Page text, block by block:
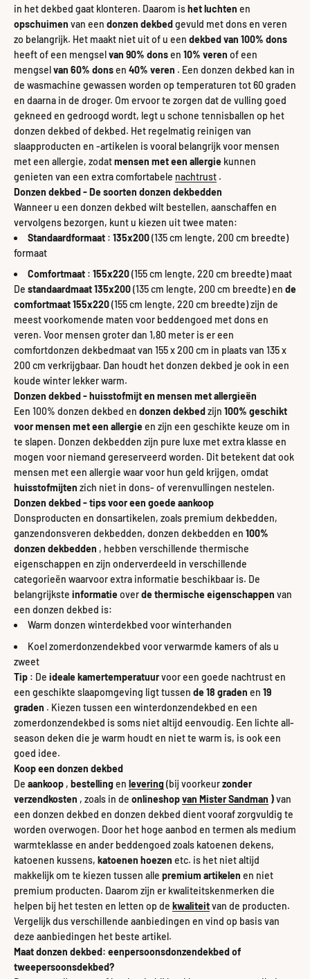
in het dekbed gaat klonteren. Daarom ishet luchten en
opschuimen van een donzen dekbedgevuld met dons en veren
zo belangrijk. Het maakt niet uit of u een dekbed van 100% dons
heeft of een mengselvan 90% donsen 10% veren of een
mengselvan 60% donsen 40% veren . Een donzen dekbed kan in
de wasmachine gewassen worden op temperaturen tot 60 graden
en daarna in de droger. Om ervoor te zorgen dat de vulling goed
gekneed en gedroogd wordt, legt u schone tennisballen op het
donzen dekbed of dekbed. Het regelmatig reinigen van
slaapproducten en -artikelen is vooral belangrijk voor mensen
met een allergie, zodatmensen met een allergie kunnen
genieten van een extra comfortabele nachtrust .
Donzen dekbed - De soorten donzen dekbedden
Wanneer u een donzen dekbed wilt bestellen, aanschaffen en
vervolgens bezorgen, kunt u kiezen uit twee maten:
Standaardformaat : 135x200(135 cm lengte, 200 cm breedte)
formaat
Comfortmaat : 155x220(155 cm lengte, 220 cm breedte) maat
De standaardmaat 135x200(135 cm lengte, 200 cm breedte) en de
comfortmaat 155x220(155 cm lengte, 220 cm breedte) zijn de
meest voorkomende maten voor beddengoed met dons en
veren. Voor mensen groter dan 1,80 meter is er een
comfortdonzen dekbedmaat van 155 x 200 cm in plaats van 135 x
200 cm verkrijgbaar. Dan houdt het donzen dekbed je ook in een
koude winter lekker warm.
Donzen dekbed - huisstofmijt en mensen met allergieën
Een 100% donzen dekbed en donzen dekbedzijn 100% geschikt
voor mensen met een allergie en zijn een geschikte keuze om in
te slapen. Donzen dekbedden zijn pure luxe met extra klasse en
mogen voor niemand gereserveerd worden. Dit betekent dat ook
mensen met een allergie waar voor hun geld krijgen, omdat
huisstofmijten zich niet in dons- of verenvullingen nestelen.
Donzen dekbed - tips voor een goede aankoop
Donsproducten en donsartikelen, zoals premium dekbedden,
ganzendonsveren dekbedden, donzen dekbedden en 100%
donzen dekbedden , hebben verschillende thermische
eigenschappen en zijn onderverdeeld in verschillende
categorieën waarvoor extra informatie beschikbaar is. De
belangrijkste informatie overde thermische eigenschappen van
een donzen dekbed is:
Warm donzen winterdekbed voor winterhanden
Koel zomerdonzendekbed voor verwarmde kamers of als u
zweet
Tip : De ideale kamertemperatuurvoor een goede nachtrust en
een geschikte slaapomgeving ligt tussen de 18 graden en 19
graden . Kiezen tussen een winterdonzendekbed en een
zomerdonzendekbed is soms niet altijd eenvoudig. Een lichte all-
season deken die je warm houdt en niet te warm is, is ook een
goed idee.
Koop een donzen dekbed
De aankoop , bestelling en levering (bij voorkeurzonder
verzendkosten , zoals in de onlineshopvan Mister Sandman )van
een donzen dekbed en donzen dekbed dient vooraf zorgvuldig te
worden overwogen. Door het hoge aanbod en termen als medium
warmteklasse en ander beddengoed zoals katoenen dekens,
katoenen kussens, katoenen hoezen etc. is het niet altijd
makkelijk om te kiezen tussen alle premium artikelen en niet
premium producten. Daarom zijn er kwaliteitskenmerken die
helpen bij het testen en letten op de kwaliteitvan de producten.
Vergelijk dus verschillende aanbiedingen en vind op basis van
deze aanbiedingen het beste artikel.
Maat donzen dekbed: eenpersoonsdonzendekbed of
tweepersoonsdekbed?